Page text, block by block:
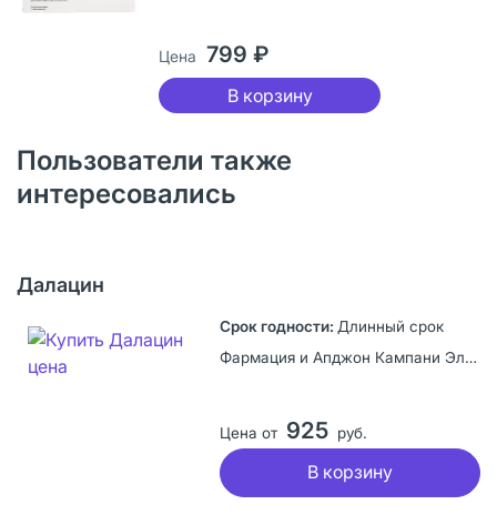
Цена 799 ₽
В корзину
Пользователи также
интересовались
Далацин
Длинный срок
Фармация и Апджон Кампани ЭлЭлСи, США
Цена от 925 руб.
В корзину